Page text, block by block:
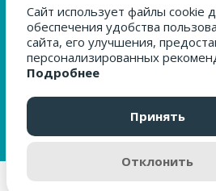
МЫ ЗА
ОБРАЩЕНИЯ
Сайт использует файлы cookie
обеспечения удобства
сайта, его улучшения,
персонализированных
Подробнее
Принять
Отклонить